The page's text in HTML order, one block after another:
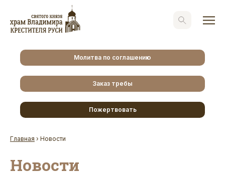
Молитва по соглашению
Заказ требы
Пожертвовать
Главная › Новости
Новости